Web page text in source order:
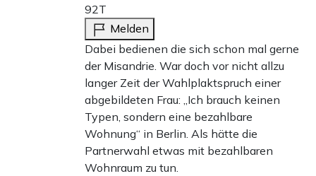
92T
Melden
Dabei bedienen die sich schon mal gerne
der Misandrie. War doch vor nicht allzu
langer Zeit der Wahlplaktspruch einer
abgebildeten Frau: „Ich brauch keinen
Typen, sondern eine bezahlbare
Wohnung“ in Berlin. Als hätte die
Partnerwahl etwas mit bezahlbaren
Wohnraum zu tun.